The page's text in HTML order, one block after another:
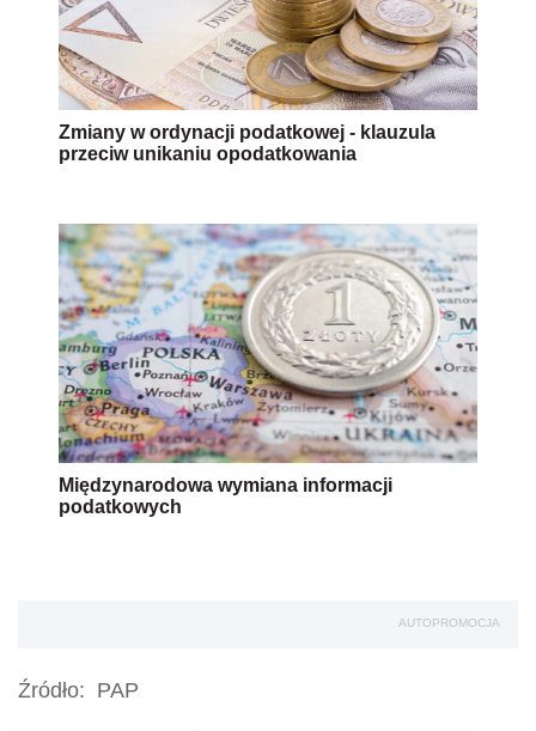
Zmiany w ordynacji podatkowej - klauzula
przeciw unikaniu opodatkowania
Międzynarodowa wymiana informacji
podatkowych
AUTOPROMOCJA
Źródło: PAP